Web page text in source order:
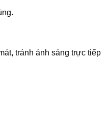
tránh ánh sáng trực tiếp